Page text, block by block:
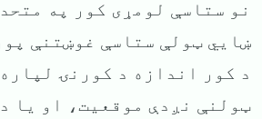
نو ستاسې لومړی کور په
ښایي ټولې ستاسې غوښتنې
د کور اندازه د کورنۍ
ټولنې نږدې موقعیت، او یا